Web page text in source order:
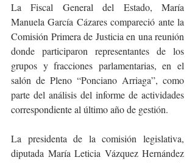
La Fiscal General del Estado, María
Manuela García Cázares compareció ante la
Comisión Primera de Justicia en una reunión
donde participaron representantes de los
grupos y fracciones parlamentarias, en el
salón de Pleno “Ponciano Arriaga”, como
parte del análisis del informe de actividades
correspondiente al último año de gestión.
La presidenta de la comisión legislativa,
diputada María Leticia Vázquez Hernández